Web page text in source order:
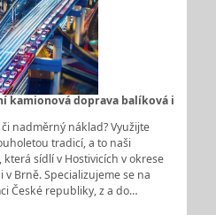
kamionová doprava balíková i
nadměrný náklad? Využijte
tradicí, a to naši
která sídlí v Hostivicích v okrese
v Brně. Specializujeme se na
České republiky, z a do…